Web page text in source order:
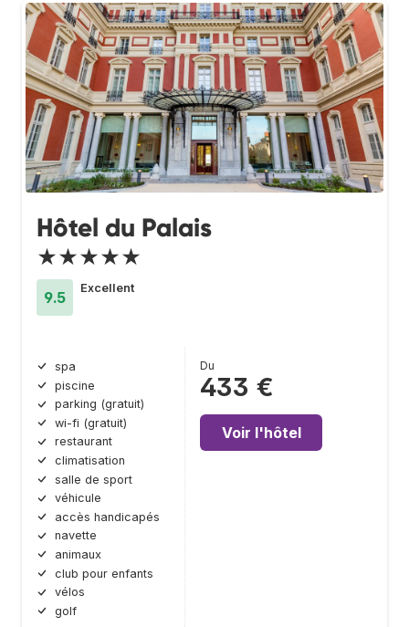
Hôtel du Palais
★★★★★
9.5
Excellent
spa
piscine
parking (gratuit)
wi-fi (gratuit)
restaurant
climatisation
salle de sport
véhicule
accès handicapés
navette
animaux
club pour enfants
vélos
golf
Du
433 €
Voir l'hôtel